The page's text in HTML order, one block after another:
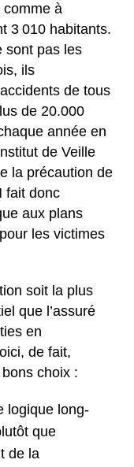
comme à
3 010 habitants.
sont pas les
ils
de tous
de 20.000
année en
de Veille
la précaution de
fait donc
aux plans
les victimes
soit la plus
que l’assuré
en
de fait,
choix :
logique long-
que
de la